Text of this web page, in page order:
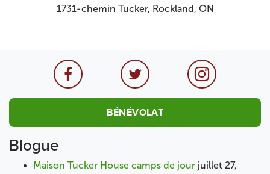
1731-chemin Tucker, Rockland, ON
BÉNÉVOLAT
Blogue
Maison Tucker House camps de jour juillet 27,